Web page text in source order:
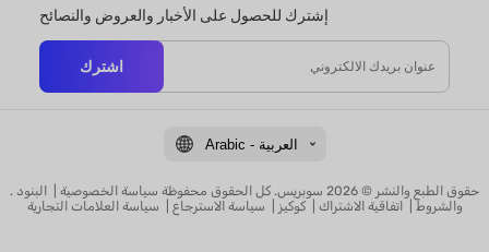
إشترك للحصول على الأخبار والعروض والنصائح
اشترك
Arabic - العربية
. حقوق الطبع والنشر © 2026 سوبريس. كل الحقوق محفوظة سياسة الخصوصية
البنود
والشروط
اتفاقية الاشتراك |كوكيز سياسة الاسترجاع سياسة العلامات التجارية